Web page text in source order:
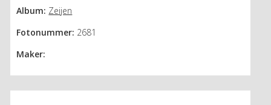
Album: Zeijen
Fotonummer: 2681
Maker: